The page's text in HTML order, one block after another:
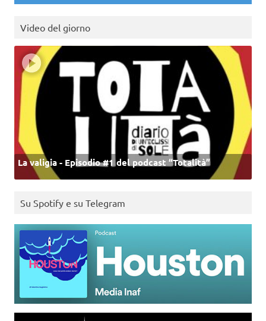
Video del giorno
La valigia - Episodio #1 del podcast “Totalità”
Su Spotify e su Telegram